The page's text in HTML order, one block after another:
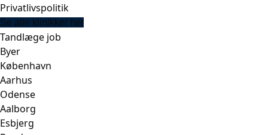
Privatlivspolitik
Se alle klinikker her
Tandlæge job
Byer
København
Aarhus
Odense
Aalborg
Esbjerg